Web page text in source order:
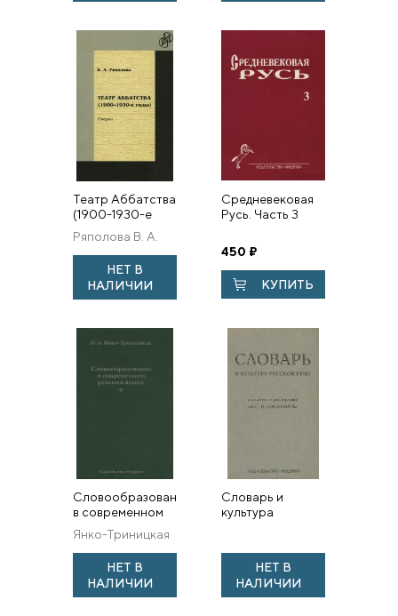
Театр Аббатства
(1900-1930-е
годы). Очерки
Ряполова В. А.
НЕТ В
НАЛИЧИИ
Средневековая
Русь. Часть 3
450 ₽
КУПИТЬ
Словообразование
в современном
русском языке
Янко-Триницкая
НЕТ В
НАЛИЧИИ
Словарь и
культура
рождения С. И.
Ожегова
НЕТ В
НАЛИЧИИ